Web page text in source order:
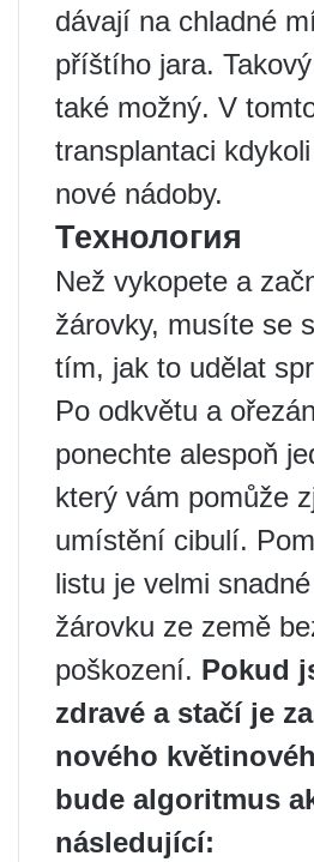
dávají na chladné
příštího jara.
také možný. V
transplantaci
nové nádoby.
Технология
Než vykopete a
žárovky, musíte se
tím, jak to udělat
Po odkvětu a
ponechte alespoň
který vám pomůže
umístění cibulí.
listu je velmi
žárovku ze země
poškození. Pokud
zdravé a stačí je
nového
bude algoritmus
následující: